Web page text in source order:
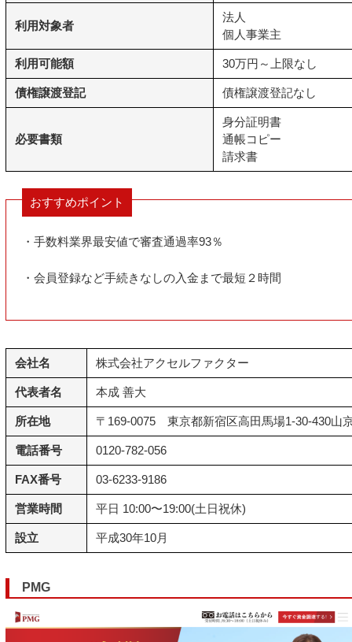
利用対象者
法人
個人事業主
利用可能額 30万円～上限なし
債権譲渡登記 債権譲渡登記なし
必要書類
身分証明書
通帳コピー
請求書
おすすめポイント
・手数料業界最安値で審査通過率93％
・会員登録など手続きなしの入金まで最短２時間
会社名 株式会社アクセルファクター
代表者名 本成 善大
所在地 〒169-0075 東京都新宿区高田馬場1-30-430山
電話番号 0120-782-056
FAX番号 03-6233-9186
営業時間 平日 10:00〜19:00(土日祝休)
設立 平成30年10月
PMG